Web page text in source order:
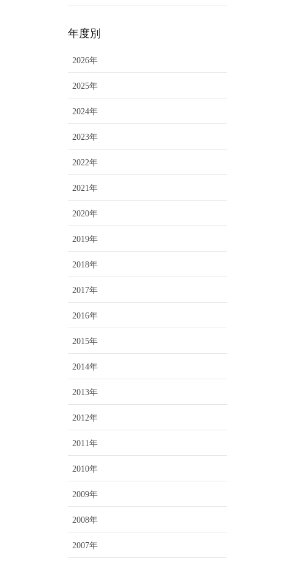
年度別
2026年
2025年
2024年
2023年
2022年
2021年
2020年
2019年
2018年
2017年
2016年
2015年
2014年
2013年
2012年
2011年
2010年
2009年
2008年
2007年